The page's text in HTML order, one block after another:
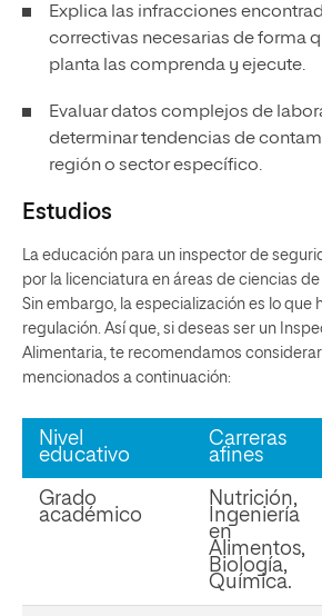
Explica las infracciones
correctivas necesarias de forma
planta las comprenda y ejecute.
Evaluar datos complejos de
determinar tendencias de
región o sector específico.
Estudios
La educación para un inspector de
por la licenciatura en áreas de ciencias
Sin embargo, la especialización es lo que
regulación. Así que, si deseas ser un
Alimentaria, te recomendamos
mencionados a continuación:
Nivel
educativo
Carreras
afines
Grado
académico
Nutrición,
Ingeniería
en
Alimentos,
Biología,
Química.